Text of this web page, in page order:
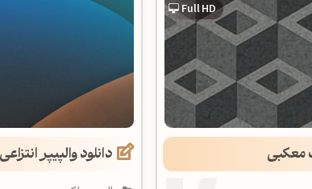
Full HD
معکبی دانلود والپیپر